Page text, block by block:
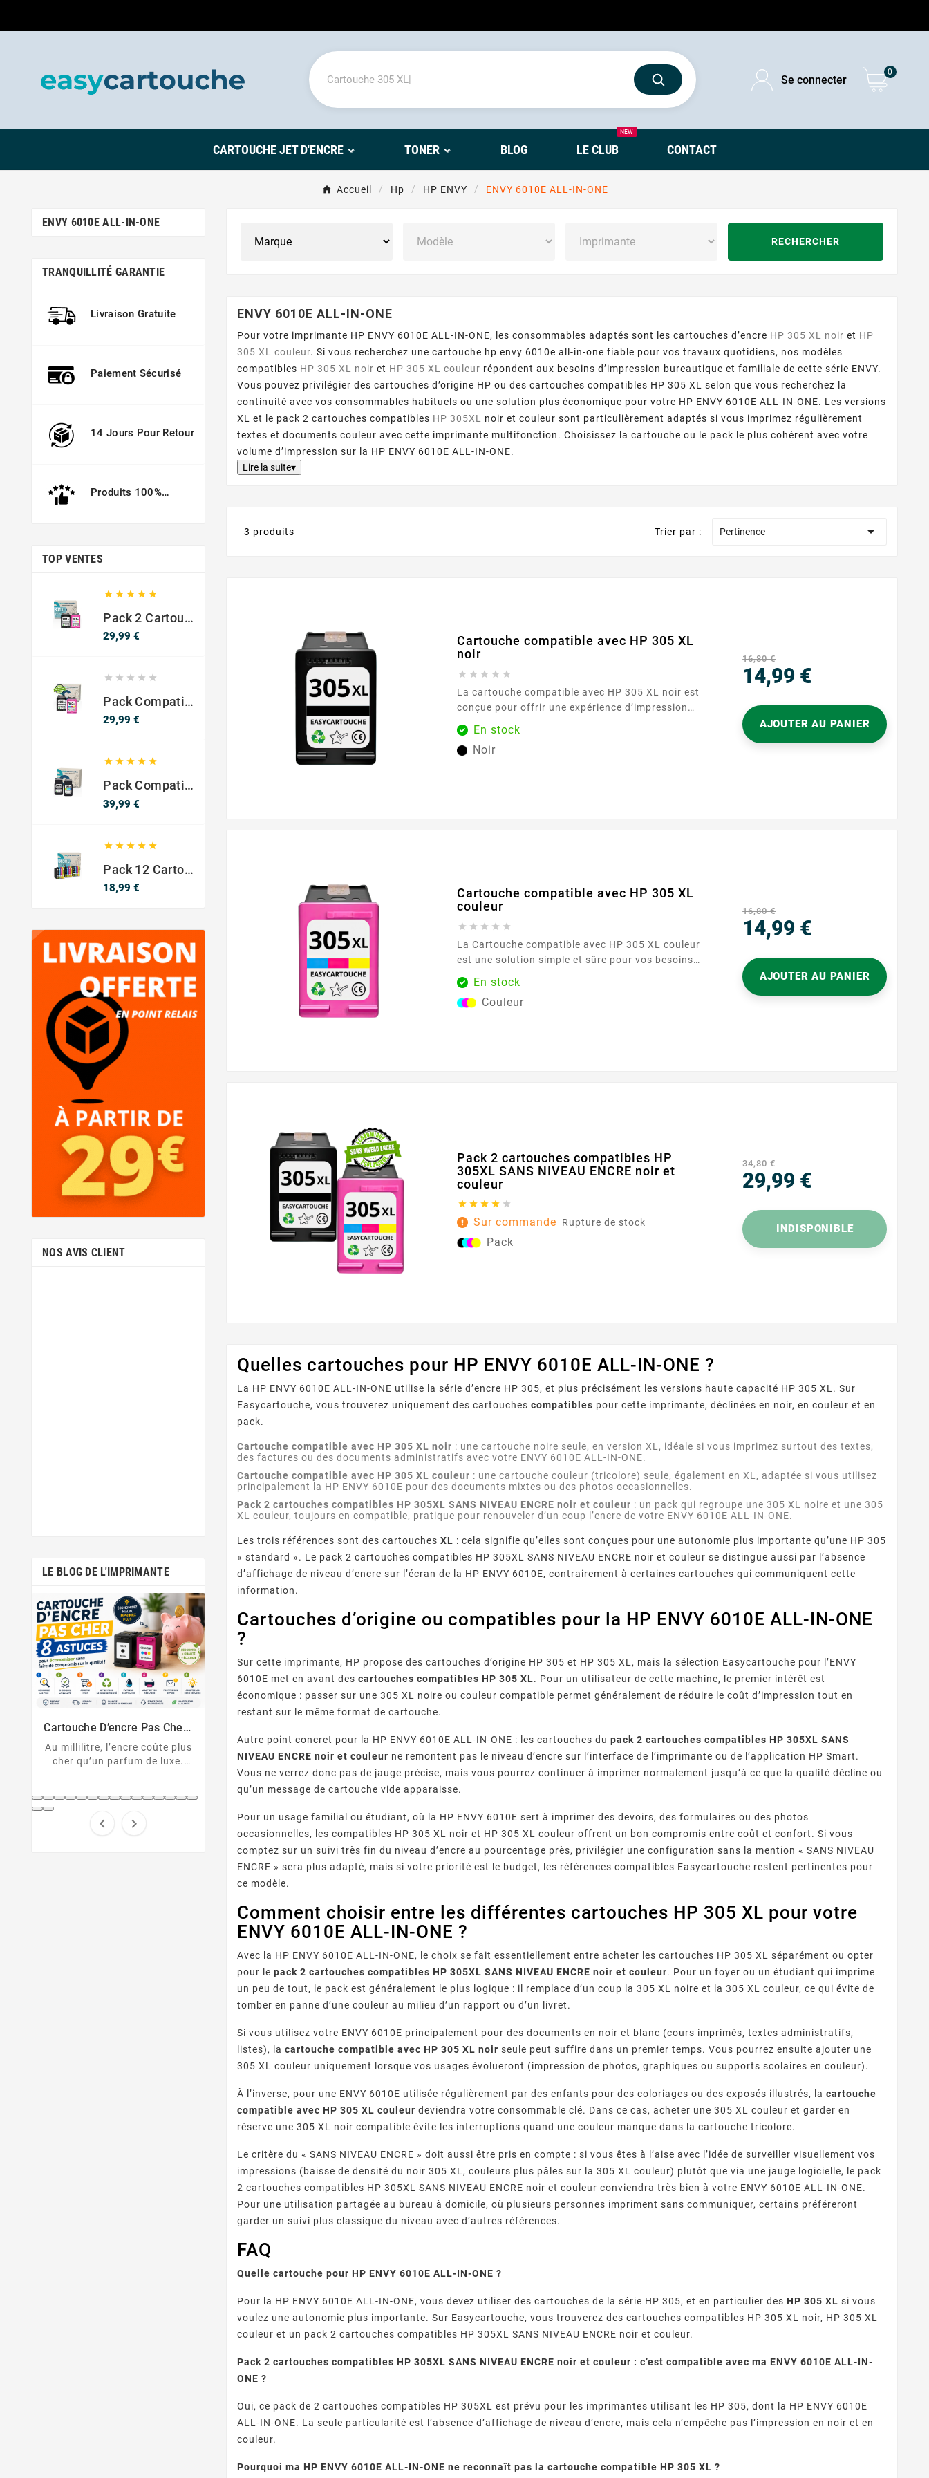
Se connecter
0
CARTOUCHE JET D'ENCRE TONER BLOG LE CLUB
NEW
CONTACT
Accueil Hp HP ENVY ENVY 6010E ALL-IN-ONE
ENVY 6010E ALL-IN-ONE
TRANQUILLITÉ GARANTIE
Livraison Gratuite
Paiement Sécurisé
14 Jours Pour Retour
Produits 100%
TOP VENTES
    
Pack 2 Cartouches Compatible Avec HP 301 XL Noir Et Couleur
29,99 €
    
Pack Compatible Avec HP 302 XL Noir Et Couleur - SANS NIVEAU ENCRE
29,99 €
    
Pack Compatible Canon PG-540 XL / CL-541 XL – Noir & Couleur – Haute Capacité
39,99 €
    
Pack 12 Cartouches Compatible EPSON 603XL
18,99 €
NOS AVIS CLIENT
LE BLOG DE L'IMPRIMANTE
Comment Désactiver La Puce
Cartouche HP non reconnue ?
désactiver la protection des
cartouches HP et contourner
Messages D’erreur Fréquents
Sur Imprimante Canon :
cartouche non reconnue…
Décryptez les messages
Canon et résolvez chaque
code pas à pas.
Imprimante Epson : Que
Faire Face Au Message «
affiche « cartouche non
reconnue » ? Causes, méthode
de réinitialisation en 7 étapes,
piège des mises à jour
firmware et ...
Quels Fournisseurs
Leurs Cartouches
Compatibles ?
fournisseur de cartouches
compatibles fiable ? Contrôle
qualité, puces, garanties,
normes ISO/STMC, avis
Quelles Marques Offrent Les
Compatibles ?
cartouches compatibles
offrent les meilleures
garanties : fabricants
premium, certifications,
 
RECHERCHER
ENVY 6010E ALL-IN-ONE
Pour votre imprimante HP ENVY 6010E ALL-IN-ONE, les consommables adaptés sont les cartouches d’encre HP 305 XL noir et HP
305 XL couleur. Si vous recherchez une cartouche hp envy 6010e all-in-one fiable pour vos travaux quotidiens, nos modèles
compatibles HP 305 XL noir et HP 305 XL couleur répondent aux besoins d’impression bureautique et familiale de cette série ENVY.
Vous pouvez privilégier des cartouches d’origine HP ou des cartouches compatibles HP 305 XL selon que vous recherchez la
continuité avec vos consommables habituels ou une solution plus économique pour votre HP ENVY 6010E ALL-IN-ONE. Les versions
XL et le pack 2 cartouches compatibles HP 305XL
noir et couleur sont particulièrement adaptés si vous imprimez régulièrement
textes et documents couleur avec cette imprimante multifonction. Choisissez la cartouche ou le pack le plus cohérent avec votre
volume d’impression sur la HP ENVY 6010E ALL-IN-ONE.
Lire la suite▾
3 produits Trier par : Pertinence 
Cartouche compatible avec HP 305 XL
noir
    
La cartouche compatible avec HP 305 XL noir est
conçue pour offrir une expérience d’impression
simple et sereine au quotidien. Elle s’intègre
parfaitement aux imprimantes HP utilisant la
référence 305 , pour des documents nets, des
En stock
Noir
16,80 €
14,99 €
AJOUTER AU PANIER
Cartouche compatible avec HP 305 XL
couleur
    
La Cartouche compatible avec HP 305 XL couleur
est une solution simple et sûre pour vos besoins
d’impression au quotidien. Conçue pour
fonctionner harmonieusement avec les
imprimantes HP utilisant la référence 305, elle
En stock
Couleur
16,80 €
14,99 €
AJOUTER AU PANIER
Pack 2 cartouches compatibles HP
305XL SANS NIVEAU ENCRE noir et
couleur
    
Sur commande Rupture de stock
Pack
34,80 €
29,99 €
INDISPONIBLE
Quelles cartouches pour HP ENVY 6010E ALL-IN-ONE ?
La HP ENVY 6010E ALL-IN-ONE utilise la série d’encre HP 305, et plus précisément les versions haute capacité HP 305 XL. Sur
Easycartouche, vous trouverez uniquement des cartouchescompatibles pour cette imprimante, déclinées en noir, en couleur et en
pack.
Cartouche compatible avec HP 305 XL noir : une cartouche noire seule, en version XL, idéale si vous imprimez surtout des textes,
des factures ou des documents administratifs avec votre ENVY 6010E ALL-IN-ONE.
Cartouche compatible avec HP 305 XL couleur : une cartouche couleur (tricolore) seule, également en XL, adaptée si vous utilisez
principalement la HP ENVY 6010E pour des documents mixtes ou des photos occasionnelles.
Pack 2 cartouches compatibles HP 305XL SANS NIVEAU ENCRE noir et couleur : un pack qui regroupe une 305 XL noire et une 305
XL couleur, toujours en compatible, pratique pour renouveler d’un coup l’encre de votre ENVY 6010E ALL-IN-ONE.
Les trois références sont des cartouchesXL : cela signifie qu’elles sont conçues pour une autonomie plus importante qu’une HP 305
« standard ». Le pack 2 cartouches compatibles HP 305XL SANS NIVEAU ENCRE noir et couleur se distingue aussi par l’absence
d’affichage de niveau d’encre sur l’écran de la HP ENVY 6010E, contrairement à certaines cartouches qui communiquent cette
information.
Cartouches d’origine ou compatibles pour la HP ENVY 6010E ALL-IN-ONE
?
Sur cette imprimante, HP propose des cartouches d’origine HP 305 et HP 305 XL, mais la sélection Easycartouche pour l’ENVY
6010E met en avant descartouches compatibles HP 305 XL. Pour un utilisateur de cette machine, le premier intérêt est
économique : passer sur une 305 XL noire ou couleur compatible permet généralement de réduire le coût d’impression tout en
restant sur le même format de cartouche.
Autre point concret pour la HP ENVY 6010E ALL-IN-ONE : les cartouches dupack 2 cartouches compatibles HP 305XL SANS
NIVEAU ENCRE noir et couleur ne remontent pas le niveau d’encre sur l’interface de l’imprimante ou de l’application HP Smart.
Vous ne verrez donc pas de jauge précise, mais vous pourrez continuer à imprimer normalement jusqu’à ce que la qualité décline ou
qu’un message de cartouche vide apparaisse.
Pour un usage familial ou étudiant, où la HP ENVY 6010E sert à imprimer des devoirs, des formulaires ou des photos
occasionnelles, les compatibles HP 305 XL noir et HP 305 XL couleur offrent un bon compromis entre coût et confort. Si vous
comptez sur un suivi très fin du niveau d’encre au pourcentage près, privilégier une configuration sans la mention « SANS NIVEAU
ENCRE » sera plus adapté, mais si votre priorité est le budget, les références compatibles Easycartouche restent pertinentes pour
ce modèle.
Comment choisir entre les différentes cartouches HP 305 XL pour votre
ENVY 6010E ALL-IN-ONE ?
Avec la HP ENVY 6010E ALL-IN-ONE, le choix se fait essentiellement entre acheter les cartouches HP 305 XL séparément ou opter
pour lepack 2 cartouches compatibles HP 305XL SANS NIVEAU ENCRE noir et couleur. Pour un foyer ou un étudiant qui imprime
un peu de tout, le pack est généralement le plus logique : il remplace d’un coup la 305 XL noire et la 305 XL couleur, ce qui évite de
tomber en panne d’une couleur au milieu d’un rapport ou d’un livret.
Si vous utilisez votre ENVY 6010E principalement pour des documents en noir et blanc (cours imprimés, textes administratifs,
listes), lacartouche compatible avec HP 305 XL noir seule peut suffire dans un premier temps. Vous pourrez ensuite ajouter une
305 XL couleur uniquement lorsque vos usages évolueront (impression de photos, graphiques ou supports scolaires en couleur).
À l’inverse, pour une ENVY 6010E utilisée régulièrement par des enfants pour des coloriages ou des exposés illustrés, lacartouche
compatible avec HP 305 XL couleur deviendra votre consommable clé. Dans ce cas, acheter une 305 XL couleur et garder en
réserve une 305 XL noir compatible évite les interruptions quand une couleur manque dans la cartouche tricolore.
Le critère du « SANS NIVEAU ENCRE » doit aussi être pris en compte : si vous êtes à l’aise avec l’idée de surveiller visuellement vos
impressions (baisse de densité du noir 305 XL, couleurs plus pâles sur la 305 XL couleur) plutôt que via une jauge logicielle, le pack
2 cartouches compatibles HP 305XL SANS NIVEAU ENCRE noir et couleur conviendra très bien à votre ENVY 6010E ALL-IN-ONE.
Pour une utilisation partagée au bureau à domicile, où plusieurs personnes impriment sans communiquer, certains préféreront
garder un suivi plus classique du niveau avec d’autres références.
FAQ
Quelle cartouche pour HP ENVY 6010E ALL-IN-ONE ?
Pour la HP ENVY 6010E ALL-IN-ONE, vous devez utiliser des cartouches de la série HP 305, et en particulier des HP 305 XL si vous
voulez une autonomie plus importante. Sur Easycartouche, vous trouverez des cartouches compatibles HP 305 XL noir, HP 305 XL
couleur et un pack 2 cartouches compatibles HP 305XL SANS NIVEAU ENCRE noir et couleur.
Pack 2 cartouches compatibles HP 305XL SANS NIVEAU ENCRE noir et couleur : c’est compatible avec ma ENVY 6010E ALL-IN-
ONE ?
Oui, ce pack de 2 cartouches compatibles HP 305XL est prévu pour les imprimantes utilisant les HP 305, dont la HP ENVY 6010E
ALL-IN-ONE. La seule particularité est l’absence d’affichage de niveau d’encre, mais cela n’empêche pas l’impression en noir et en
couleur.
Pourquoi ma HP ENVY 6010E ALL-IN-ONE ne reconnaît pas la cartouche compatible HP 305 XL ?